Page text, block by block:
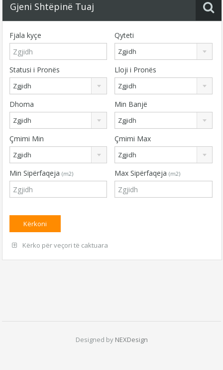
Gjeni Shtëpinë Tuaj
Fjala kyçe Qyteti
Zgjidh
Statusi i Pronës
Zgjidh
Lloji i Pronës
Zgjidh
Dhoma
Zgjidh
Min Banjë
Zgjidh
Çmimi Min
Zgjidh
Çmimi Max
Zgjidh
Min Sipërfaqeja (m2) Max Sipërfaqeja(m2)
Kërko për veçori të caktuara
Designed by NEXDesign